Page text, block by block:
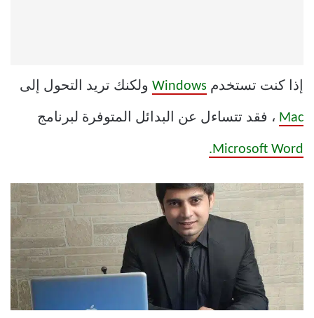
إذا كنت تستخدم Windows ولكنك تريد التحول إلى
Mac ، فقد تتساءل عن البدائل المتوفرة لبرنامج
Microsoft Word.